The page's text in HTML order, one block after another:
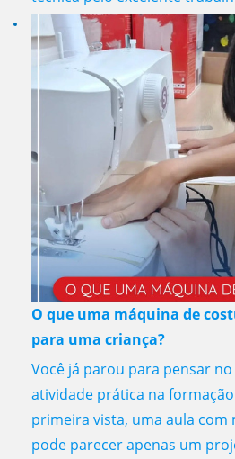
O que uma máquina de
para uma criança?
Você já parou para pensar
atividade prática na
primeira vista, uma aula com
pode parecer apenas um